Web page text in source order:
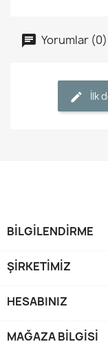
Yorumlar (0)
İlk
BİLGİLENDİRME
ŞİRKETİMİZ
HESABINIZ
MAĞAZA BILGISI